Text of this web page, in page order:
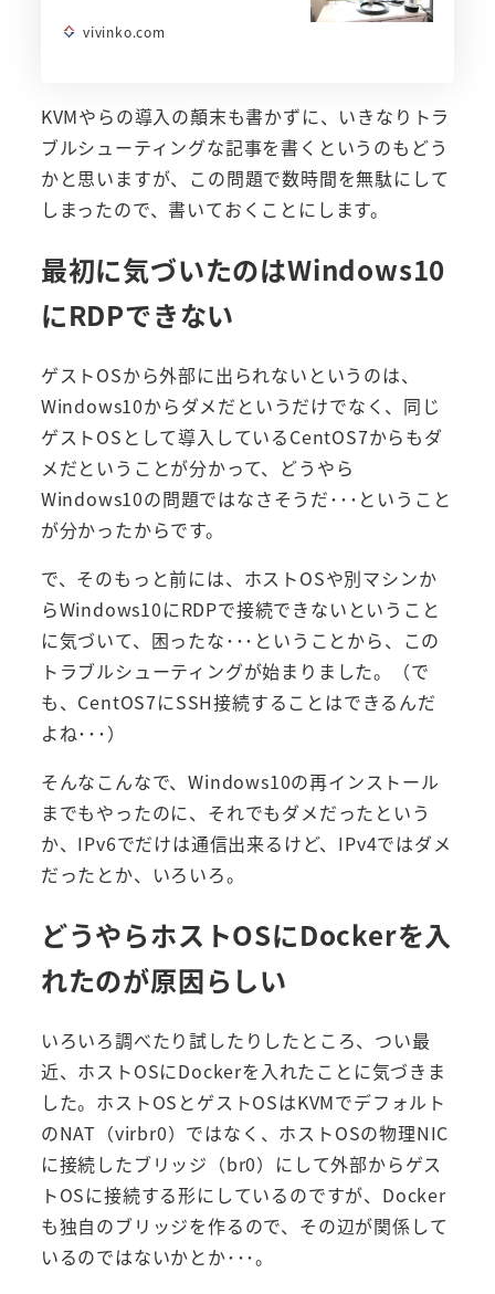
vivinko.com
KVMやらの導入の顛末も書かずに、いきなりトラ
ブルシューティングな記事を書くというのもどう
かと思いますが、この問題で数時間を無駄にして
しまったので、書いておくことにします。
最初に気づいたのはWindows10
にRDPできない
ゲストOSから外部に出られないというのは、
Windows10からダメだというだけでなく、同じ
ゲストOSとして導入しているCentOS7からもダ
メだということが分かって、どうやら
Windows10の問題ではなさそうだ･･･ということ
が分かったからです。
で、そのもっと前には、ホストOSや別マシンか
らWindows10にRDPで接続できないということ
に気づいて、困ったな･･･ということから、この
トラブルシューティングが始まりました。（で
も、CentOS7にSSH接続することはできるんだ
よね･･･）
そんなこんなで、Windows10の再インストール
までもやったのに、それでもダメだったという
か、IPv6でだけは通信出来るけど、IPv4ではダメ
だったとか、いろいろ。
どうやらホストOSにDockerを入
れたのが原因らしい
いろいろ調べたり試したりしたところ、つい最
近、ホストOSにDockerを入れたことに気づきま
した。ホストOSとゲストOSはKVMでデフォルト
のNAT（virbr0）ではなく、ホストOSの物理NIC
に接続したブリッジ（br0）にして外部からゲス
トOSに接続する形にしているのですが、Docker
も独自のブリッジを作るので、その辺が関係して
いるのではないかとか･･･。